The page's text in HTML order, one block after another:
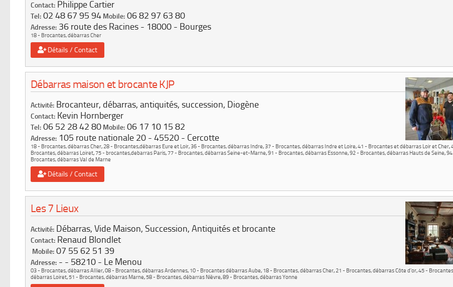
Contact: Philippe Cartier
Tel: 02 48 67 95 94 Mobile: 06 82 97 63 80
Adresse: 36 route des Racines 18000 Bourges
18 - Brocantes, débarras Cher
Détails / Contact
Débarras maison et brocante KJP
Activité: Brocanteur, débarras, antiquités, succession, Diogène
Contact: Kevin Hornberger
Tel: 06 52 28 42 80 Mobile: 06 17 10 15 82
Adresse: 105 route nationale 20 45520 Cercotte
18 - Brocantes, débarras Cher,28 - Brocantes,débarras Eure et Loir,36 - Brocantes, débarras Indre,37 - Brocantes, débarras Indre et Loire,41 - Brocantes et débarras Loir et Cher,
Brocantes, débarras Loiret,75 - brocantes,debarras Paris,77 - Brocantes, débarras Seine-et-Marne,91 - Brocantes, débarras Essonne,92 - Brocantes, débarras Hauts de Seine,
Brocantes, débarras Val de Marne
Détails / Contact
Les 7 Lieux
Activité: Débarras, Vide Maison, Succession, Antiquités et brocante
Contact: Renaud Blondlet
Mobile: 07 55 62 51 39
Adresse: - 58210 Le Menou
03 - Brocantes, débarras Allier,08 - Brocantes, débarras Ardennes, 10 - Brocantes débarras Aube, 18 - Brocantes, débarras Cher,21 - Brocantes, débarras Côte d'or,45 -
débarras Loiret,51 - Brocantes, débarras Marne,58 - Brocantes, débarras Nièvre,89 - Brocantes, débarras Yonne